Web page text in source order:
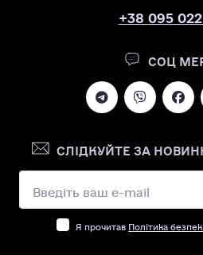
+38 095
СОЦ
СЛІДКУЙТЕ ЗА
Я прочитав Політика